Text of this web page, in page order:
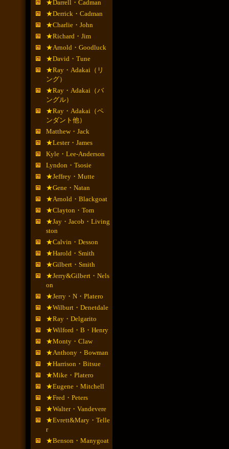
★Darrell・Cadman
★Derrick・Cadman
★Charlie・John
★Richard・Jim
★Arnold・Goodluck
★David・Tune
★Ray・Adakai（リ
ング）
★Ray・Adakai（バ
ングル）
★Ray・Adakai（ペ
ンダント他）
Matthew・Jack
★Lester・James
Kyle・Lee-Anderson
Lyndon・Tsosie
★Jeffrey・Mutte
★Gene・Natan
★Arnold・Blackgoat
★Clayton・Tom
★Jay・Jacob・Living
ston
★Calvin・Desson
★Harold・Smith
★Gilbert・Smith
★Jerry&Gilbert・Nels
on
★Jerry・N・Platero
★Wilburt・Denetdale
★Ray・Delgarito
★Wilford・B・Henry
★Monty・Claw
★Anthony・Bowman
★Harrison・Bitsue
★Mike・Platero
★Eugene・Mitchell
★Fred・Peters
★Walter・Vandevere
★Evrett&Mary・Telle
r
★Benson・Manygoat